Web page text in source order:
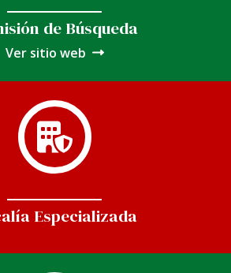
de Búsqueda
Ver sitio web
Especializada